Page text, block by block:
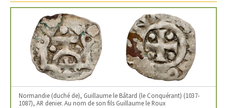
Normandie (duché de), Guillaume le Bâtard (le Conquérant) (1037-
1087), AR denier. Au nom de son fils Guillaume le Roux